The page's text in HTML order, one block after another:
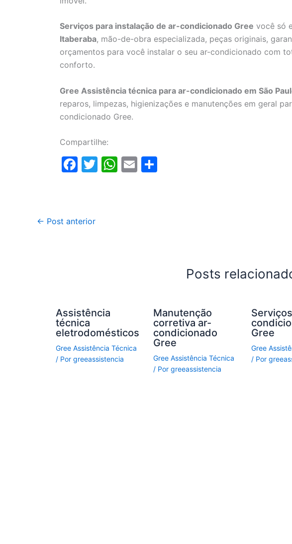
Serviços para instalação de ar-condicionado Gree você só
Itaberaba, mão-de-obra especializada, peças originais,
orçamentos para você instalar o seu ar-condicionado com
conforto.
Gree Assistência técnica para ar-condicionado em São
reparos, limpezas, higienizações e manutenções em geral
condicionado Gree.
Compartilhe:
F
b
T
W E
← Post anterior
Posts
Assistência
técnica
eletrodomésticos
Gree Assistência Técnica
/ Por greeassistencia
Manutenção
corretiva ar-
condicionado
Gree
Gree Assistência Técnica
/ Porgreeassistencia
Gree
Gree
/ Por